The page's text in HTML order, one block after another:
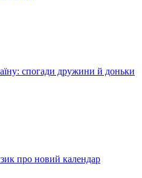
спогади дружини й доньки
про новий календар